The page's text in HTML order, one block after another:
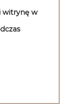
witrynę w